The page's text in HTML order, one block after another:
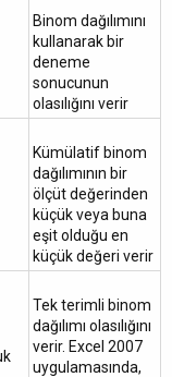
Binom dağılımını
kullanarak bir
deneme
sonucunun
olasılığını verir
Kümülatif binom
dağılımının bir
ölçüt değerinden
küçük veya buna
eşit olduğu en
küçük değeri verir
Tek terimli binom
dağılımı olasılığını
verir. Excel 2007
uygulamasında,